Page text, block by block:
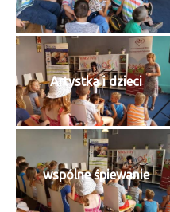
Artystka i dzieci
wspólne śpiewanie